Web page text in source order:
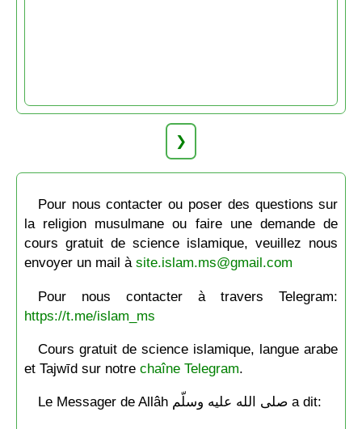
❯
Pour nous contacter ou poser des questions sur
la religion musulmane ou faire une demande de
cours gratuit de science islamique, veuillez nous
envoyer un mail à site.islam.ms@gmail.com
Pour nous contacter à travers Telegram:
https://t.me/islam_ms
Cours gratuit de science islamique, langue arabe
et Tajwīd sur notre chaîne Telegram.
Le Messager de Allâh صلى الله عليه وسلّم a dit: